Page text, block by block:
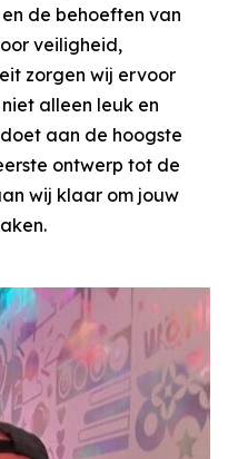
de behoeften van
veiligheid,
zorgen wij ervoor
alleen leuk en
aan de hoogste
ontwerp tot de
wij klaar om jouw